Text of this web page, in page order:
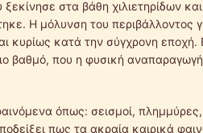
στα βάθη χιλιετηρίδων
Η μόλυνση του περιβάλλοντος
κυρίως κατά την σύγχρονη
βαθμό, που η φυσική
όπως: σεισμοί,
πως τα ακραία καιρικά